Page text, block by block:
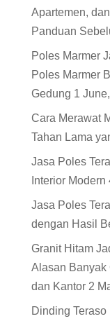
Apartemen,
Panduan
Poles Marmer
Poles Marmer
Gedung 1
Cara Merawat
Tahan Lama
Jasa Poles
Interior Modern
Jasa Poles
dengan Hasil
Granit Hitam
Alasan Banyak
dan Kantor 2
Dinding